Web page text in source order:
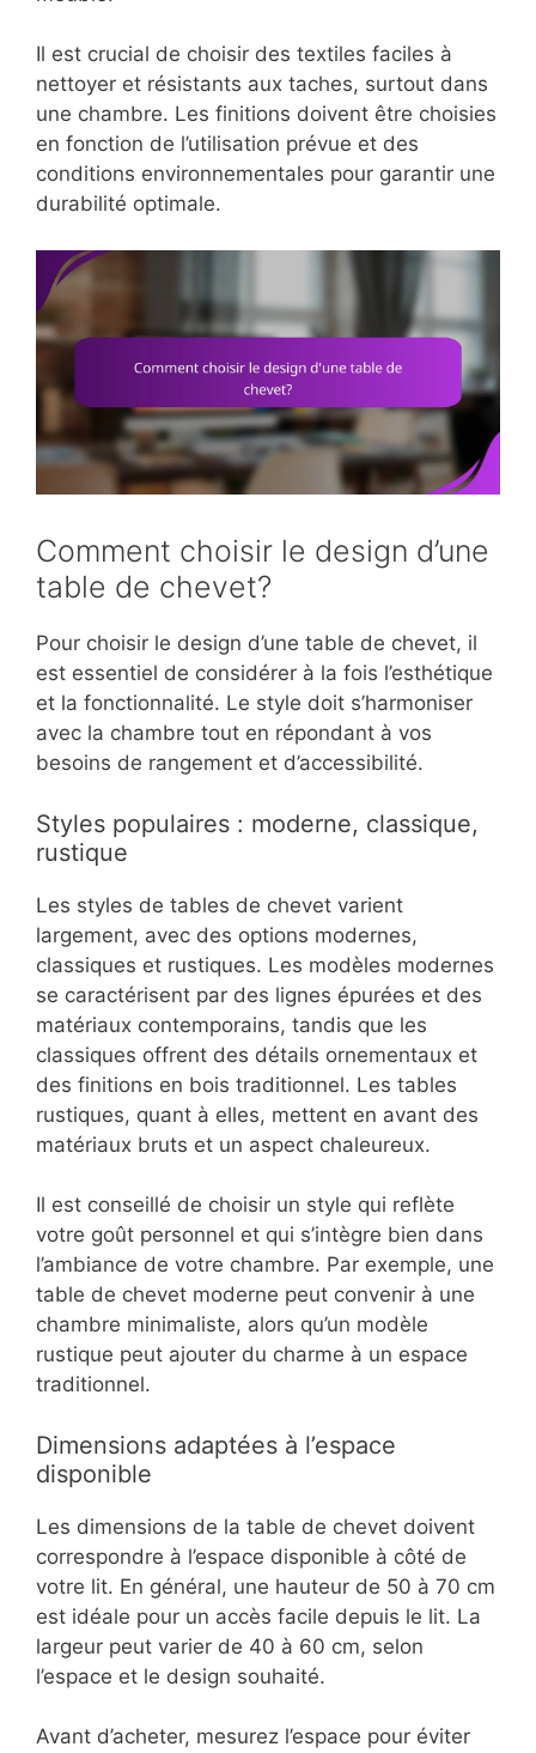
Il est crucial de choisir des textiles faciles à
nettoyer et résistants aux taches, surtout dans
une chambre. Les finitions doivent être choisies
en fonction de l’utilisation prévue et des
conditions environnementales pour garantir une
durabilité optimale.
Comment choisir le design d’une
table de chevet?
Pour choisir le design d’une table de chevet, il
est essentiel de considérer à la fois l’esthétique
et la fonctionnalité. Le style doit s’harmoniser
avec la chambre tout en répondant à vos
besoins de rangement et d’accessibilité.
Styles populaires : moderne, classique,
rustique
Les styles de tables de chevet varient
largement, avec des options modernes,
classiques et rustiques. Les modèles modernes
se caractérisent par des lignes épurées et des
matériaux contemporains, tandis que les
classiques offrent des détails ornementaux et
des finitions en bois traditionnel. Les tables
rustiques, quant à elles, mettent en avant des
matériaux bruts et un aspect chaleureux.
Il est conseillé de choisir un style qui reflète
votre goût personnel et qui s’intègre bien dans
l’ambiance de votre chambre. Par exemple, une
table de chevet moderne peut convenir à une
chambre minimaliste, alors qu’un modèle
rustique peut ajouter du charme à un espace
traditionnel.
Dimensions adaptées à l’espace
disponible
Les dimensions de la table de chevet doivent
correspondre à l’espace disponible à côté de
votre lit. En général, une hauteur de 50 à 70 cm
est idéale pour un accès facile depuis le lit. La
largeur peut varier de 40 à 60 cm, selon
l’espace et le design souhaité.
Avant d’acheter, mesurez l’espace pour éviter